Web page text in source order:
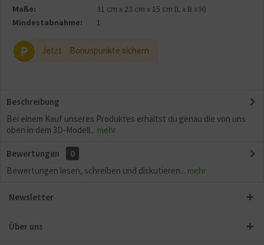
Maße:
31 cm x 23 cm x 15 cm (L x B x H)
Mindestabnahme:
1
P Jetzt Bonuspunkte sichern
Beschreibung
Bei einem Kauf unseres Produktes erhältst du genau die von uns
oben in dem 3D-Modell... mehr
Bewertungen
0
Bewertungen lesen, schreiben und diskutieren... mehr
Newsletter
Über uns